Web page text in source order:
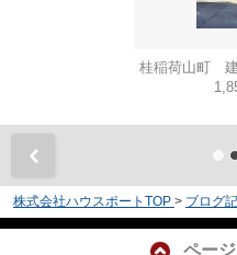
桂稲荷山町
株式会社ハウスポートTOP > ブログ
ペー